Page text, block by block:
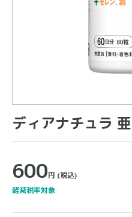
ディアナチュラ
600円 (税込)
軽減税率対象